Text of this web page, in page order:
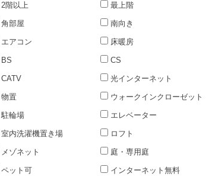
2階以上 最上階
角部屋 南向き
エアコン 床暖房
BS CS
CATV 光インターネット
物置 ウォークインクローゼット
駐輪場 エレベーター
室内洗濯機置き場 ロフト
メゾネット 庭・専用庭
ペット可 インターネット無料